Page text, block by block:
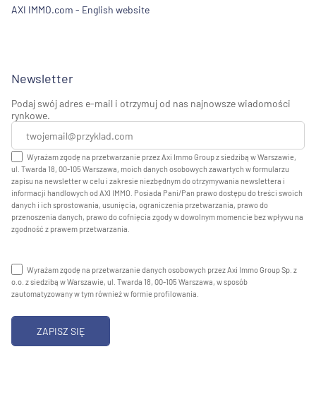
AXI IMMO.com - English website
Newsletter
Podaj swój adres e-mail i otrzymuj od nas najnowsze wiadomości
rynkowe.
Wyrażam zgodę na przetwarzanie przez Axi Immo Group z siedzibą w Warszawie,
ul. Twarda 18, 00-105 Warszawa, moich danych osobowych zawartych w formularzu
zapisu na newsletter w celu i zakresie niezbędnym do otrzymywania newslettera i
informacji handlowych od AXI IMMO. Posiada Pani/Pan prawo dostępu do treści swoich
danych i ich sprostowania, usunięcia, ograniczenia przetwarzania, prawo do
przenoszenia danych, prawo do cofnięcia zgody w dowolnym momencie bez wpływu na
zgodność z prawem przetwarzania.
Wyrażam zgodę na przetwarzanie danych osobowych przez Axi Immo Group Sp. z
o.o. z siedzibą w Warszawie, ul. Twarda 18, 00-105 Warszawa, w sposób
zautomatyzowany w tym również w formie profilowania.